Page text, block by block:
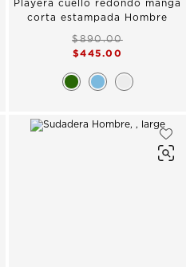
Playera cuello redondo manga
corta estampada Hombre
$890.00
$445.00